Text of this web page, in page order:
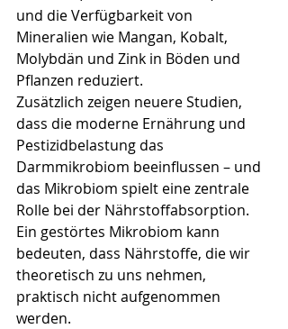
und die Verfügbarkeit von
Mineralien wie Mangan, Kobalt,
Molybdän und Zink in Böden und
Pflanzen reduziert.
Zusätzlich zeigen neuere Studien,
dass die moderne Ernährung und
Pestizidbelastung das
Darmmikrobiom beeinflussen – und
das Mikrobiom spielt eine zentrale
Rolle bei der Nährstoffabsorption.
Ein gestörtes Mikrobiom kann
bedeuten, dass Nährstoffe, die wir
theoretisch zu uns nehmen,
praktisch nicht aufgenommen
werden.